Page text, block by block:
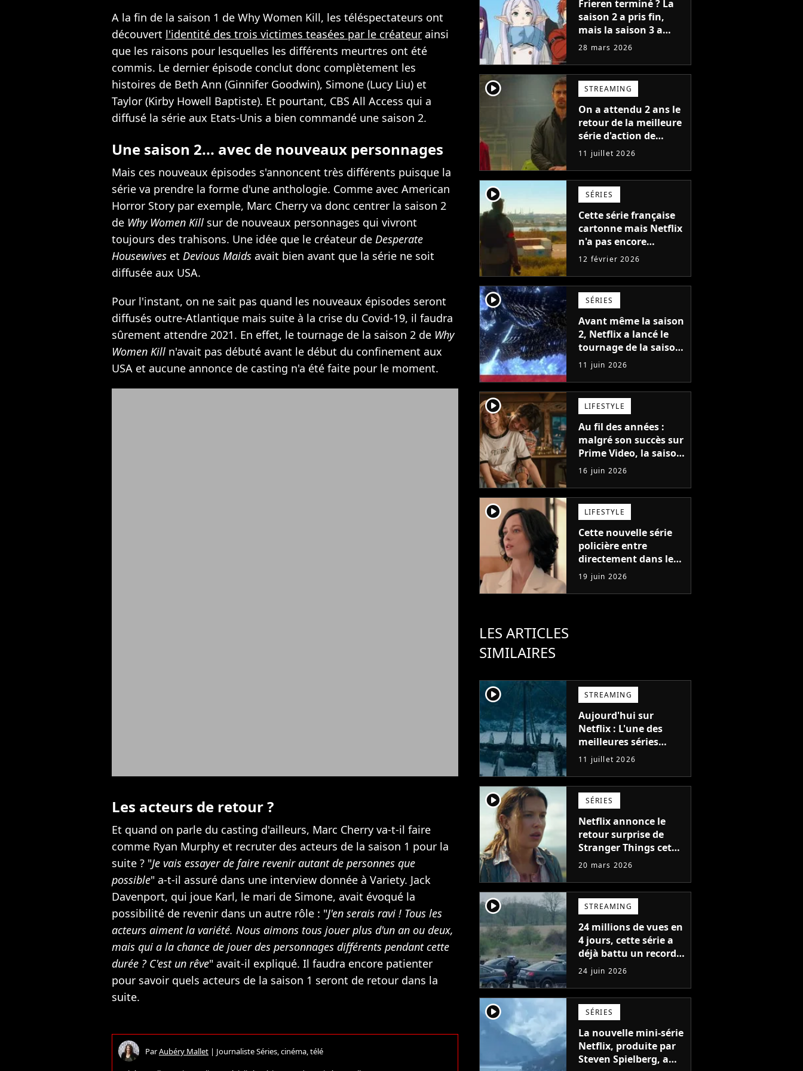
A la fin de la saison 1 de Why Women Kill, les téléspectateurs ont
découvert l'identité des trois victimes teasées par le créateur ainsi
que les raisons pour lesquelles les différents meurtres ont été
commis. Le dernier épisode conclut donc complètement les
histoires de Beth Ann (Ginnifer Goodwin), Simone (Lucy Liu) et
Taylor (Kirby Howell Baptiste). Et pourtant, CBS All Access qui a
diffusé la série aux Etats-Unis a bien commandé une saison 2.
Une saison 2... avec de nouveaux personnages
Mais ces nouveaux épisodes s'annoncent très différents puisque la
série va prendre la forme d'une anthologie. Comme avec American
Horror Story par exemple, Marc Cherry va donc centrer la saison 2
de Why Women Kill sur de nouveaux personnages qui vivront
toujours des trahisons. Une idée que le créateur de Desperate
Housewives et Devious Maids avait bien avant que la série ne soit
diffusée aux USA.
Pour l'instant, on ne sait pas quand les nouveaux épisodes seront
diffusés outre-Atlantique mais suite à la crise du Covid-19, il faudra
sûrement attendre 2021. En effet, le tournage de la saison 2 de Why
Women Kill n'avait pas débuté avant le début du confinement aux
USA et aucune annonce de casting n'a été faite pour le moment.
Les acteurs de retour ?
Et quand on parle du casting d'ailleurs, Marc Cherry va-t-il faire
comme Ryan Murphy et recruter des acteurs de la saison 1 pour la
suite ? "Je vais essayer de faire revenir autant de personnes que
possible" a-t-il assuré dans une interview donnée à Variety. Jack
Davenport, qui joue Karl, le mari de Simone, avait évoqué la
possibilité de revenir dans un autre rôle : "J'en serais ravi ! Tous les
acteurs aiment la variété. Nous aimons tous jouer plus d'un an ou deux,
mais qui a la chance de jouer des personnages différents pendant cette
durée ? C'est un rêve" avait-il expliqué. Il faudra encore patienter
pour savoir quels acteurs de la saison 1 seront de retour dans la
suite.
ParAubéry Mallet | Journaliste Séries, cinéma, télé
Frieren terminé ? La
saison 2 a pris fin,
mais la saison 3 a
déjà une date de
28 mars 2026
player2 STREAMING
On a attendu 2 ans le
retour de la meilleure
série d'action de
Netflix : la saison 2
dévoile enfin sa date
de sortie
11 juillet 2026
player2 SÉRIES
Cette série française
cartonne mais Netflix
n'a pas encore
commandé de saison
créateurs travaillent
déjà sur la suite
12 février 2026
player2 SÉRIES
Avant même la saison
2, Netflix a lancé le
tournage de la saison
3 de sa saga de
science-fiction des
créateurs de Game of
Thrones
11 juin 2026
player2 LIFESTYLE
Au fil des années :
malgré son succès sur
Prime Video, la saison
2 n'est pas garantie,
mais son créateur est
optimiste : "Je vois
cinq saisons"
16 juin 2026
player2 LIFESTYLE
Cette nouvelle série
policière entre
directement dans le
top 5 sur Netflix : la
saison 2 est confirmée
avant même son
19 juin 2026
LES ARTICLES
SIMILAIRES
player2 STREAMING
Aujourd'hui sur
Netflix : L'une des
meilleures séries
d'action de tous les
temps, avec 6 saisons
parfaites
11 juillet 2026
player2 SÉRIES
Netflix annonce le
retour surprise de
Stranger Things cet
été avec sa version
décision historique
20 mars 2026
player2 STREAMING
24 millions de vues en
4 jours, cette série a
déjà battu un record
en 2026 sur Netflix
24 juin 2026
player2 SÉRIES
La nouvelle mini-série
Netflix, produite par
Steven Spielberg, a